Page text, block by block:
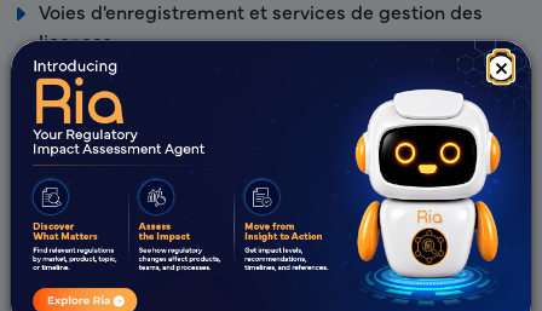
×
Voies d'enregistrement et services de gestion des
licences
Soutien opérationnel End-to-End.
Dépôts réglementaires
Préparation, examen et gestion de dossiers
Préparation et validation de la séquence NeeS et
eCTD.
Soutien documentaire pour les soumissions de
variations et de renouvellements pour tous les pays de